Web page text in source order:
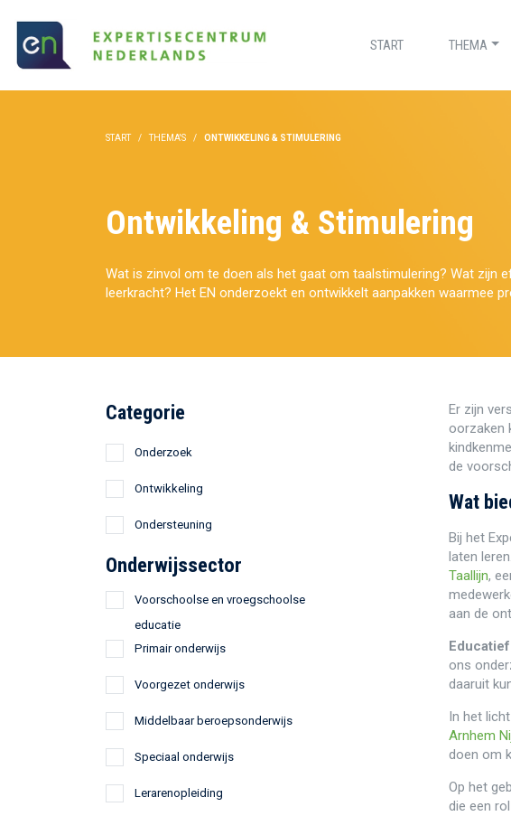
START THEMA
START THEMA'S ONTWIKKELING & STIMULERING
Ontwikkeling & Stimulering
Wat is zinvol om te doen als het gaat om taalstimulering? Wat zijn
leerkracht? Het EN onderzoekt en ontwikkelt aanpakken waarmee
Er zijn
oorzaken
de
Wat
Bij het
laten
Taallijn,
aan de
ons
daaruit
In het
Arnhem
doen om
Op het
die een
Categorie
Onderzoek
Ontwikkeling
Ondersteuning
Onderwijssector
Voorschoolse en vroegschoolse
educatie
Primair onderwijs
Voorgezet onderwijs
Middelbaar beroepsonderwijs
Speciaal onderwijs
Lerarenopleiding